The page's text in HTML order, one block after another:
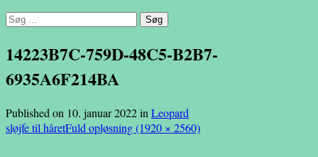
Søg
14223B7C-759D-48C5-B2B7-
6935A6F214BA
Published on 10. januar 2022in Leopard
sløjfe til håretFuld opløsning (1920 × 2560)